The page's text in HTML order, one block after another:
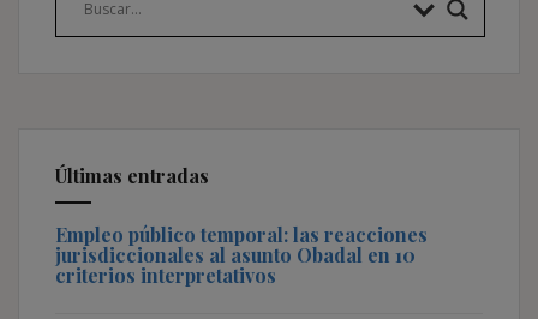
Últimas entradas
Empleo público temporal: las reacciones
jurisdiccionales al asunto Obadal en 10
criterios interpretativos